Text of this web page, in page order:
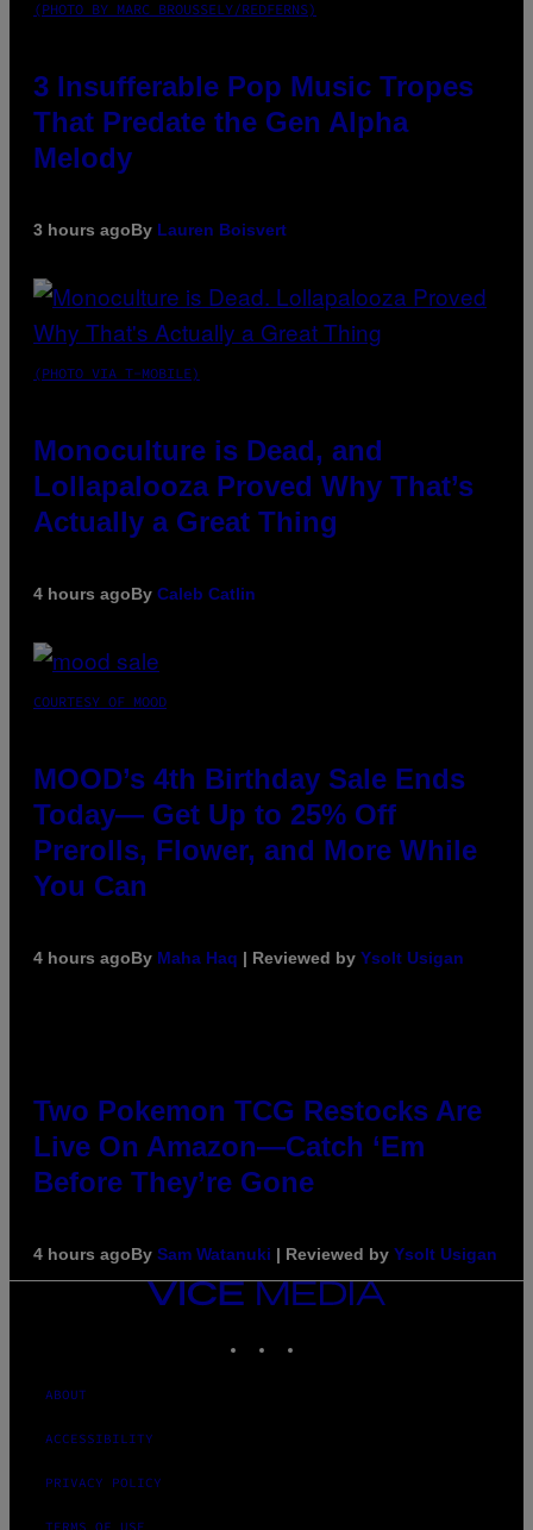
(PHOTO BY MARC BROUSSELY/REDFERNS)
3 Insufferable Pop Music Tropes
That Predate the Gen Alpha
Melody
3 hours agoBy Lauren Boisvert
(PHOTO VIA T-MOBILE)
Monoculture is Dead, and
Lollapalooza Proved Why That’s
Actually a Great Thing
4 hours agoBy Caleb Catlin
COURTESY OF MOOD
MOOD’s 4th Birthday Sale Ends
Today— Get Up to 25% Off
Prerolls, Flower, and More While
You Can
4 hours agoBy Maha Haq | Reviewed by Ysolt Usigan
Two Pokemon TCG Restocks Are
Live On Amazon—Catch ‘Em
Before They’re Gone
4 hours agoBy Sam Watanuki | Reviewed by Ysolt Usigan
VICE
MEDIA
ABOUT
ACCESSIBILITY
PRIVACY POLICY
TERMS OF USE